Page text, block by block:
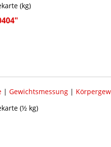
(kg)
| Gewichtsmessung|
(½ kg)